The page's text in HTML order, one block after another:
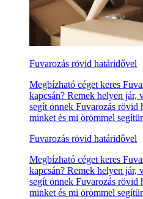
Fuvarozás rövid határidővel
Megbízható céget keres
kapcsán? Remek helyen jár,
segít önnek Fuvarozás rövid
minket és mi örömmel
Fuvarozás rövid határidővel
Megbízható céget keres
kapcsán? Remek helyen jár,
segít önnek Fuvarozás rövid
minket és mi örömmel